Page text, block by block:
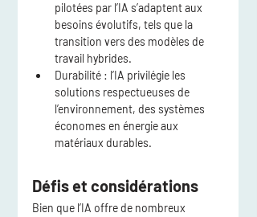
pilotées par l’IA s’adaptent aux
besoins évolutifs, tels que la
transition vers des modèles de
travail hybrides.
Durabilité : l’IA privilégie les
solutions respectueuses de
l’environnement, des systèmes
économes en énergie aux
matériaux durables.
Défis et considérations
Bien que l’IA offre de nombreux